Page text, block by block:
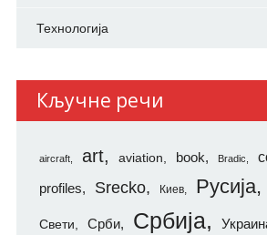
Технологија
Кључне речи
aircraft art aviation book Bradic
profiles Srecko Киев Русија
Свети Срби Србија